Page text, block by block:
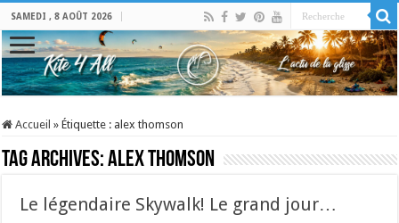
SAMEDI , 8 AOÛT 2026
Accueil » Étiquette : alex thomson
Tag Archives:alex thomson
Le légendaire Skywalk! Le grand jour…